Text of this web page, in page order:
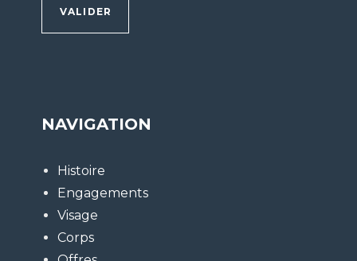
mail
:
NAVIGATION
Histoire
Engagements
Visage
Corps